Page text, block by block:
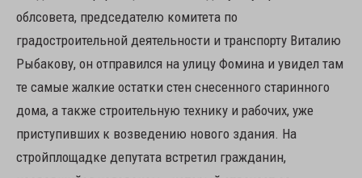
облсовета, председателю комитета по
градостроительной деятельности и транспорту Виталию
Рыбакову, он отправился на улицу Фомина и увидел там
те самые жалкие остатки стен снесенного старинного
дома, а также строительную технику и рабочих, уже
приступивших к возведению нового здания. На
стройплощадке депутата встретил гражданин,